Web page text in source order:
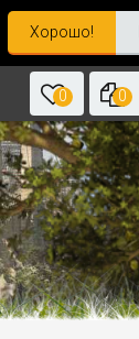
Хорошо!
0 0